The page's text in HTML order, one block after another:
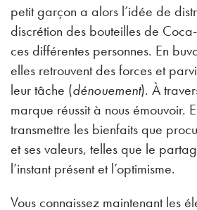
petit garçon a alors l’idée de
discrétion des bouteilles de
ces différentes personnes. En
elles retrouvent des forces et
leur tâche (dénouement). À
marque réussit à nous émouvoir.
transmettre les bienfaits que
et ses valeurs, telles que le
l’instant présent et l’optimisme.
Vous connaissez maintenant les